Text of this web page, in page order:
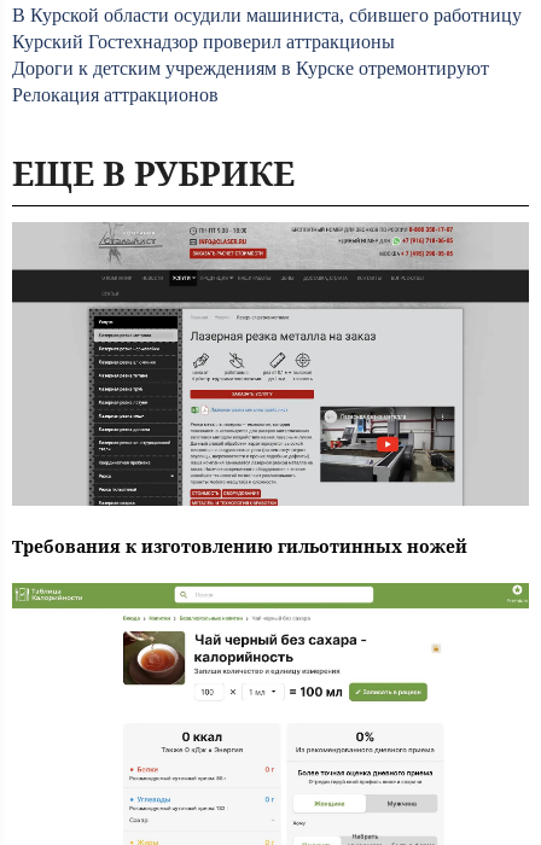
В Курской области осудили машиниста, сбившего работницу
Курский Гостехнадзор проверил аттракционы
Дороги к детским учреждениям в Курске отремонтируют
Релокация аттракционов
ЕЩЕ В РУБРИКЕ
Требования к изготовлению гильотинных ножей